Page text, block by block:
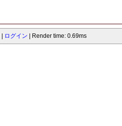
ログイン Render time: 0.69ms